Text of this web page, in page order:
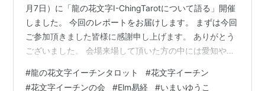
月7日）に「龍の花文字I-ChingTarotについて語る」開催
しました。 今回のレポートをお届けします。 まずは今回
ご参加頂きました皆様に感謝申し上げます。 ありがとう
ございました。 会場来場して頂いた方の中には愛知や神
もいらして、 全国から参加者が集まりました。 嬉しい限
#龍の花文字イーチンタロット #花文字イーチン
#花文字イーチンの会 #Elm易経 #いまいゆうこ